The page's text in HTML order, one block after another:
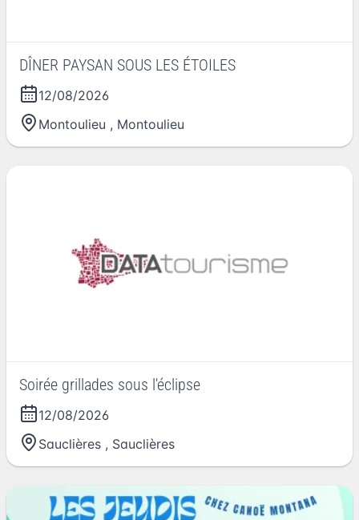
DÎNER PAYSAN SOUS LES ÉTOILES
12/08/2026
Montoulieu , Montoulieu
Soirée grillades sous l'éclipse
12/08/2026
Sauclières , Sauclières